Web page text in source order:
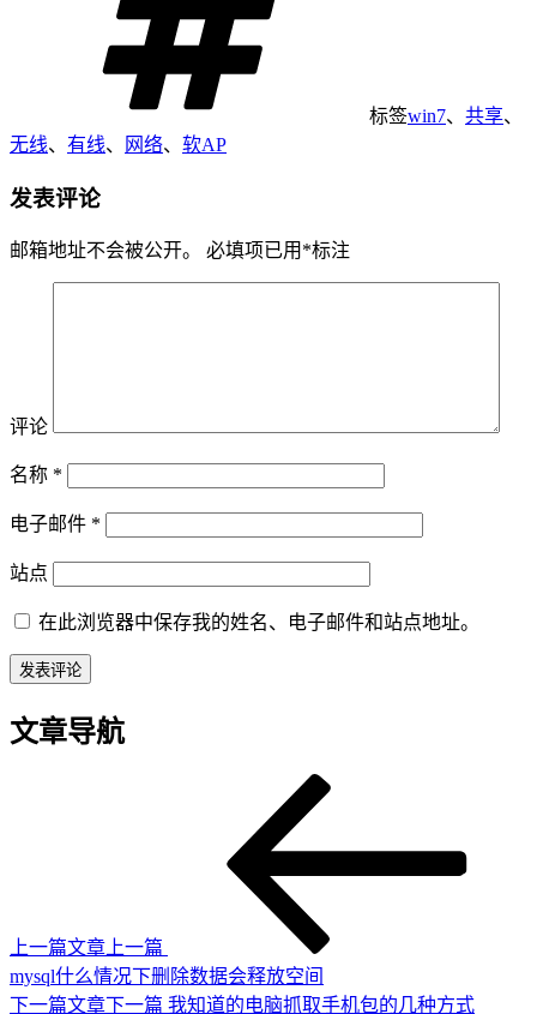
标签win7、 共享、
无线、 有线、 网络、 软AP
发表评论
邮箱地址不会被公开。 必填项已用 *标注
评论
名称 *
电子邮件 *
站点
在此浏览器中保存我的姓名、电子邮件和站点地址。
文章导航
上一篇文章 上一篇
mysql什么情况下删除数据会释放空间
下一篇文章下一篇 我知道的电脑抓取手机包的几种方式